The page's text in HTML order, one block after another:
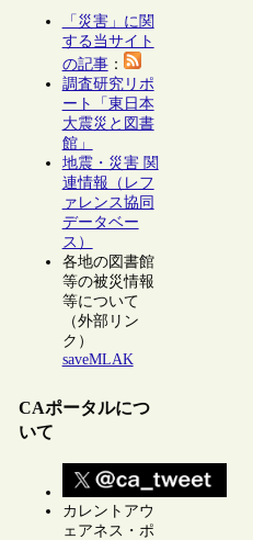
「災害」に関
する当サイト
の記事：
調査研究リポ
ート「東日本
大震災と図書
館」
地震・災害 関
連情報（レフ
ァレンス協同
データベー
ス）
各地の図書館
等の被災情報
等について
（外部リン
ク）
saveMLAK
CAポータルにつ
いて
カレントアウ
ェアネス・ポ